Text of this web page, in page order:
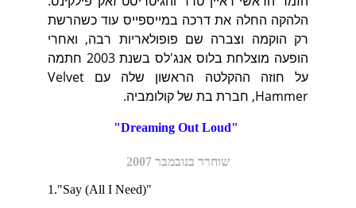
"Dreaming Out Loud"
שוחרר בנובמבר 2007
1."Say (All I Need)"
הלהקה החלה את דרכה במייספייס עוד כשהרשת
רק הוקמה וצברה שם פופולאריות רבה, ואחרי
הופעה מוצלחת בלוס אנג'לס בשנת 2003 חתמה
על חוזה ההקלטה הראשון שלה עם Velvet
Hammer, חברת בת של קולומביה.